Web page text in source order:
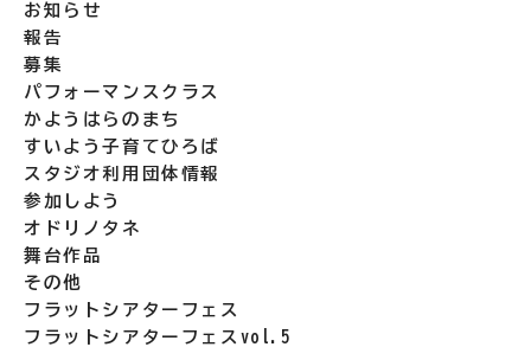
お知らせ
報告
募集
パフォーマンスクラス
かようはらのまち
すいよう子育てひろば
スタジオ利用団体情報
参加しよう
オドリノタネ
舞台作品
その他
フラットシアターフェス
フラットシアターフェスvol.5